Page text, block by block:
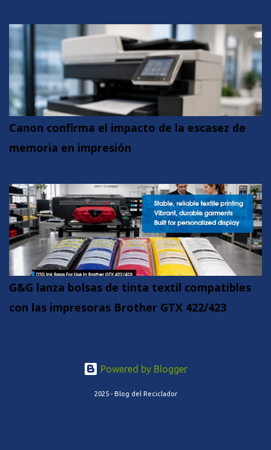
Canon confirma el impacto de la escasez de
memoria en impresión
G&G lanza bolsas de tinta textil compatibles
con las impresoras Brother GTX 422/423
Powered by Blogger
2025 - Blog del Reciclador